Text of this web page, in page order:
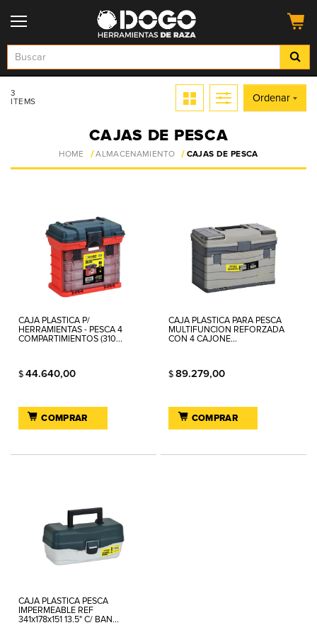
CAJAS DE PESCA
HOME ALMACENAMIENTO CAJAS DE PESCA
3
ITEMS
Ordenar
CAJA PLASTICA P/
HERRAMIENTAS - PESCA 4
COMPARTIMIENTOS (310...
$ 44.640,00
COMPRAR
CAJA PLASTICA PARA PESCA
MULTIFUNCION REFORZADA
CON 4 CAJONE...
$89.279,00
COMPRAR
CAJA PLASTICA PESCA
IMPERMEABLE REF
341x178x151 13.5" C/ BAN...